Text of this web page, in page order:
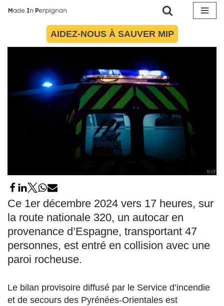
AIDEZ-NOUS À SAUVER MIP
Ce 1er décembre 2024 vers 17 heures, sur
la route nationale 320, un autocar en
provenance d’Espagne, transportant 47
personnes, est entré en collision avec une
paroi rocheuse.
Le bilan provisoire diffusé par le Service d’incendie
et de secours des Pyrénées-Orientales est